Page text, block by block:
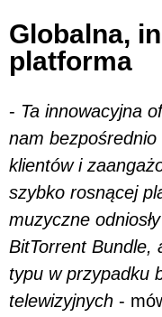
Globalna,
platforma
- Ta innowacyjna
nam
klientów i
szybko rosnącej
muzyczne
BitTorrent Bundle,
typu w przypadku
telewizyjnych -